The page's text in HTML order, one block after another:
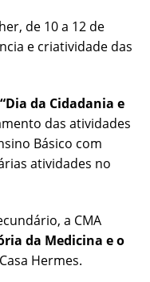
de 10 a 12 de
e criatividade das
“Dia da Cidadania e
das atividades
Básico com
atividades no
a CMA
da Medicina e o
Hermes.